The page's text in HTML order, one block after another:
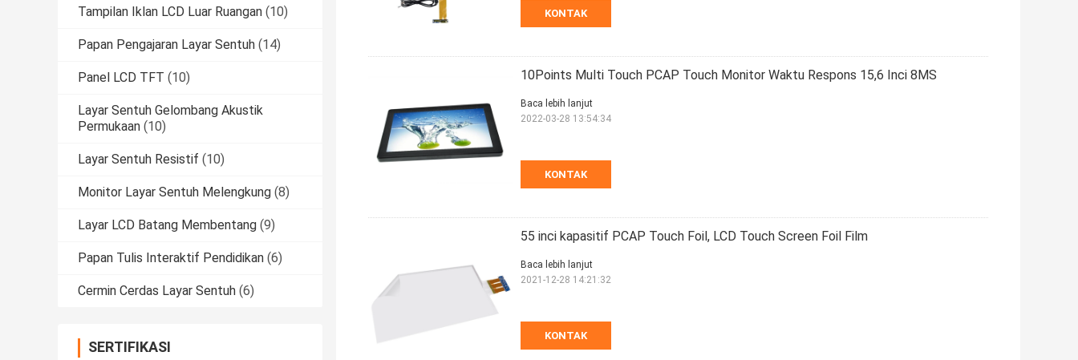
Tampilan Iklan LCD Luar Ruangan (10)
Papan Pengajaran Layar Sentuh (14)
Panel LCD TFT (10)
Layar Sentuh Gelombang Akustik
Permukaan (10)
Layar Sentuh Resistif (10)
Monitor Layar Sentuh Melengkung (8)
Layar LCD Batang Membentang (9)
Papan Tulis Interaktif Pendidikan (6)
Cermin Cerdas Layar Sentuh (6)
SERTIFIKASI
KONTAK
10Points Multi Touch PCAP Touch Monitor Waktu Respons 15,6 Inci 8MS
KONTAK
Baca lebih lanjut
2022-03-28 13:54:34
55 inci kapasitif PCAP Touch Foil, LCD Touch Screen Foil Film
KONTAK
Baca lebih lanjut
2021-12-28 14:21:32